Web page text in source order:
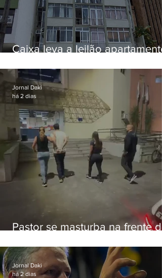
Caixa leva a leilão apartamento
Botafogo
Pastor se masturba na frente de
Jornal Daki
há 2 dias
Jornal Daki
há 2 dias